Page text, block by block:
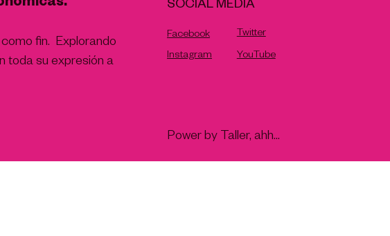
SOCIAL MEDIA
Facebook
Twitter
Instagram
YouTube
fin. Explorando
toda su expresión a
Power by Taller, ahh...